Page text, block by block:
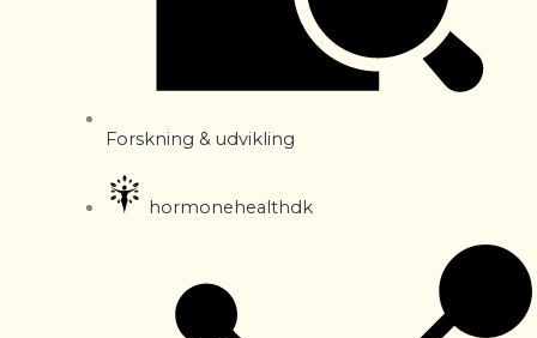
Forskning & udvikling
hormonehealthdk